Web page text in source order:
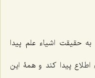
حقیقت اشیاء علم پیدا
پیدا کند و همۀ این